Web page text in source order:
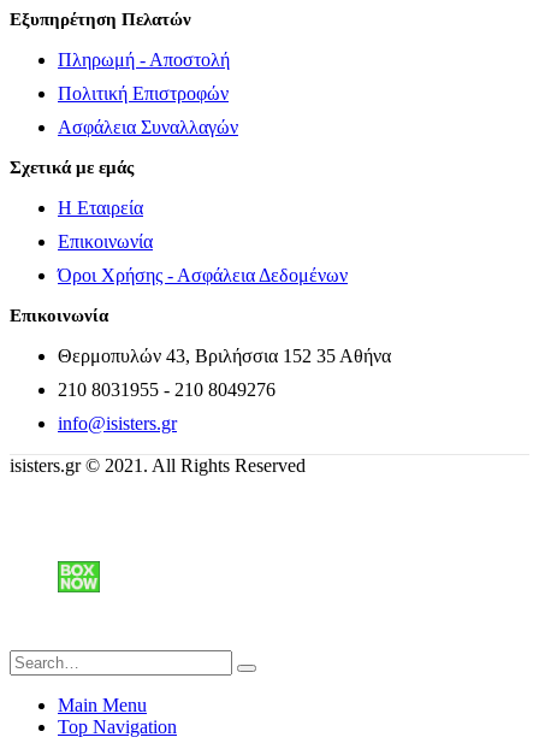
Εξυπηρέτηση Πελατών
Πληρωμή - Αποστολή
Πολιτική Επιστροφών
Ασφάλεια Συναλλαγών
Σχετικά με εμάς
Η Εταιρεία
Επικοινωνία
Όροι Χρήσης - Ασφάλεια Δεδομένων
Επικοινωνία
Θερμοπυλών 43, Βριλήσσια 152 35 Αθήνα
210 8031955 - 210 8049276
info@isisters.gr
isisters.gr © 2021. All Rights Reserved
Main Menu
Top Navigation